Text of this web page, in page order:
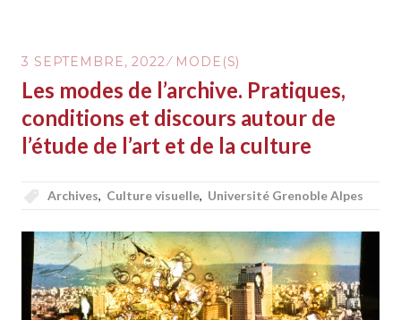
3 SEPTEMBRE, 2022 MODE(S)
Les modes de l’archive. Pratiques,
conditions et discours autour de
l’étude de l’art et de la culture
Archives, Culture visuelle, Université Grenoble Alpes